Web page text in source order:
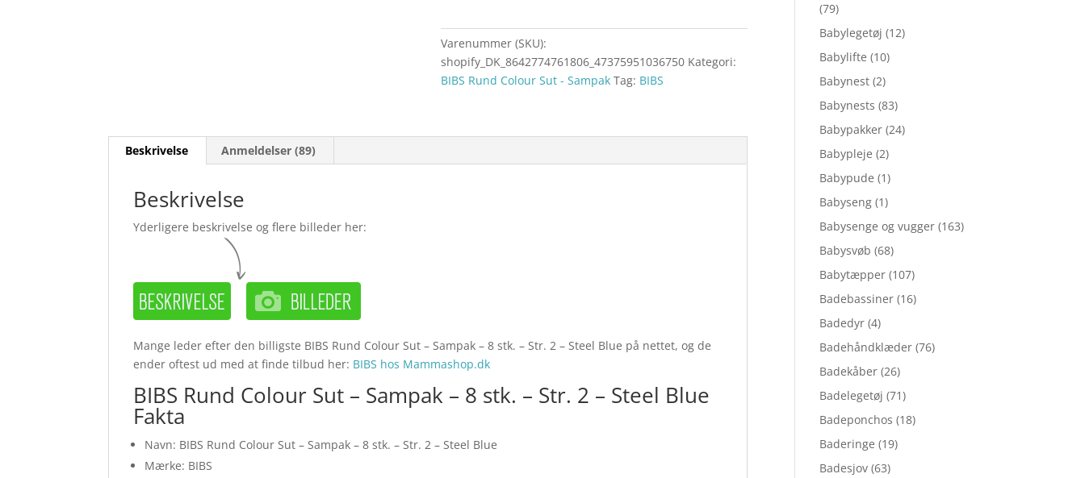
Varenummer (SKU):
shopify_DK_8642774761806_47375951036750 Kategori:
BIBS Rund Colour Sut - Sampak Tag: BIBS
Beskrivelse Anmeldelser (89)
Beskrivelse
Yderligere beskrivelse og flere billeder her:
Mange leder efter den billigste BIBS Rund Colour Sut – Sampak – 8 stk. – Str. 2 – Steel Blue på nettet, og de
ender oftest ud med at finde tilbud her: BIBS hos Mammashop.dk
BIBS Rund Colour Sut – Sampak – 8 stk. – Str. 2 – Steel Blue
Fakta
Navn: BIBS Rund Colour Sut – Sampak – 8 stk. – Str. 2 – Steel Blue
Mærke: BIBS
(79)
Babylegetøj (12)
Babylifte (10)
Babynest (2)
Babynests (83)
Babypakker (24)
Babypleje (2)
Babypude (1)
Babyseng (1)
Babysenge og vugger (163)
Babysvøb (68)
Babytæpper (107)
Badebassiner (16)
Badedyr (4)
Badehåndklæder (76)
Badekåber (26)
Badelegetøj (71)
Badeponchos (18)
Baderinge (19)
Badesjov (63)